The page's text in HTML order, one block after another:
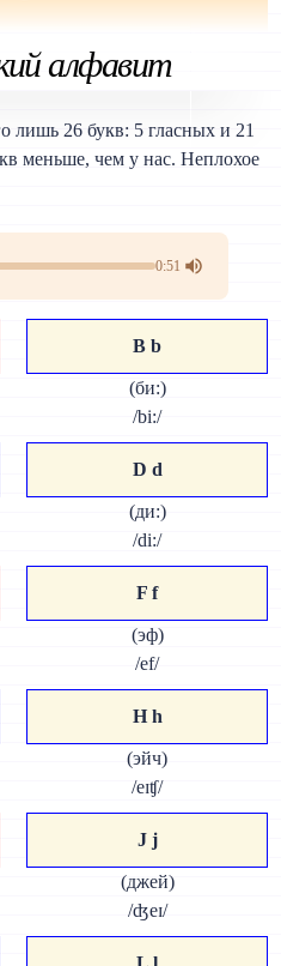
алфавит
лишь 26 букв: 5 гласных и 21
меньше, чем у нас. Неплохое
0:51
В b
(би:)
/bi:/
D d
(ди:)
/di:/
F f
(эф)
/ef/
H h
(эйч)
/eɪʧ/
J j
(джей)
/ʤeɪ/